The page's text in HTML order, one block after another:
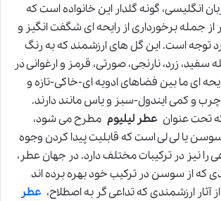
انگلیسی، گونه گلدار این خانواده است که
از جمله برخورداری از رایحه ای شگفت انگیز و
توجه است. این گل های ارزشمند که به رنگ
زرد، نارنجی، صورتی، قرمز و ارغوانی در
ای ما بین فضاهای ادویه ای-خاکی-تازه و
و کمی ایندول-سبز و یاس مانند دارند.
تحت عنوانعطر لیلیوم مطرح می شود،
سوسن یا لی لی است که قابلیت پیدا کردن وجوه
نیز در ترکیبات مختلف دارد. در جهان عطر،
که از سوسن در ترکیب خود بهره برده اند
آثار ارزشمندی که تداعی گر به اصطلاح،عطر